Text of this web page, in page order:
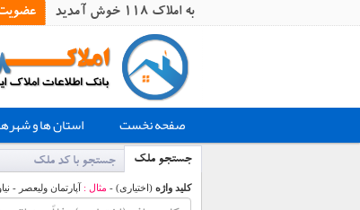
به املاک 118 خوش آمدید
صفحه نخست استان ها و
جستجو ملک جستجو با کد ملک
کلید واژه (اختیاری) - مثال : آپارتمان ولیعصر -